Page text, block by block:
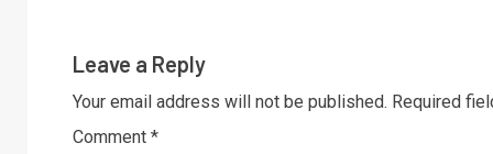
Leave a Reply
Your email address will not be published. Required
Comment *